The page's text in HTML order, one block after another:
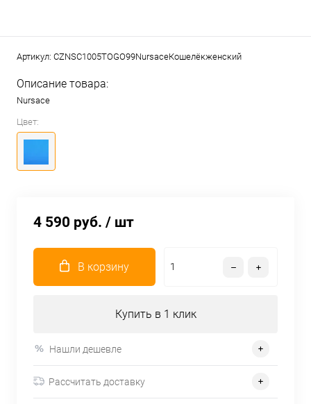
Артикул: CZNSC1005TOGO99NursaceКошелёкженский
Описание товара:
Nursace
Цвет:
4 590 руб. / шт
В корзину
Купить в 1 клик
Нашли дешевле
Рассчитать доставку